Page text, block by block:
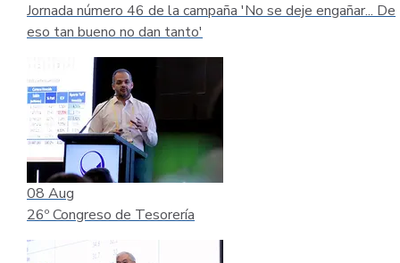
Jornada número 46 de la campaña 'No se deje engañar... De
eso tan bueno no dan tanto'
08 Aug
26º Congreso de Tesorería